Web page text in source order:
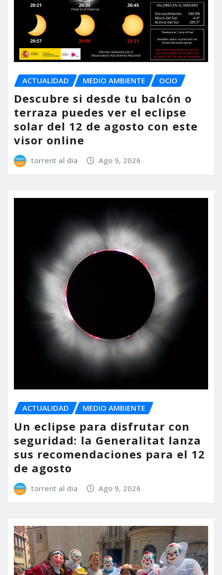
ACTUALIDAD MEDIO AMBIENTE OCIO
Descubre si desde tu balcón o
terraza puedes ver el eclipse
solar del 12 de agosto con este
visor online
torrent al dia Ago 9, 2026
ACTUALIDAD MEDIO AMBIENTE
Un eclipse para disfrutar con
seguridad: la Generalitat lanza
sus recomendaciones para el 12
de agosto
torrent al dia Ago 9, 2026